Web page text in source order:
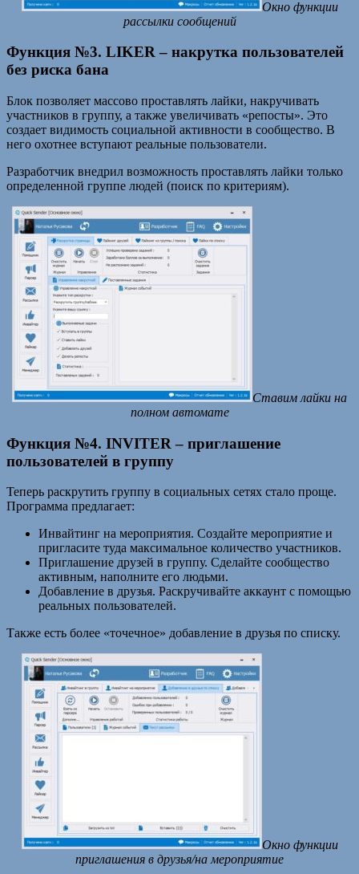
Окно функции
рассылки сообщений
Функция №3. LIKER – накрутка пользователей
без риска бана
Блок позволяет массово проставлять лайки, накручивать
участников в группу, а также увеличивать «репосты». Это
создает видимость социальной активности в сообщество. В
него охотнее вступают реальные пользователи.
Разработчик внедрил возможность проставлять лайки только
определенной группе людей (поиск по критериям).
Ставим лайки на
полном автомате
Функция №4. INVITER – приглашение
пользователей в группу
Теперь раскрутить группу в социальных сетях стало проще.
Программа предлагает:
Инвайтинг на мероприятия. Создайте мероприятие и
пригласите туда максимальное количество участников.
Приглашение друзей в группу. Сделайте сообщество
активным, наполните его людьми.
Добавление в друзья. Раскручивайте аккаунт с помощью
реальных пользователей.
Также есть более «точечное» добавление в друзья по списку.
Окно функции
приглашения в друзья/на мероприятие